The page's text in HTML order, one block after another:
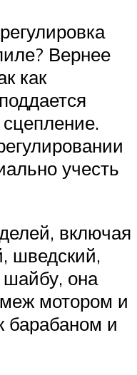
Вернее
как
учесть
включая
шведский,
она
мотором и
барабаном и